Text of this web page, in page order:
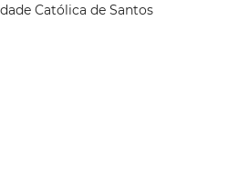
Católica de Santos